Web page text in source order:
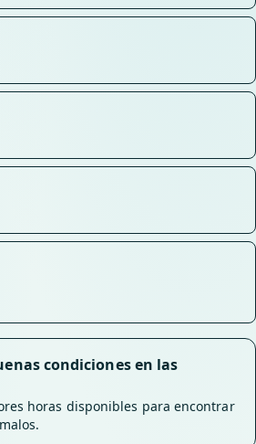
condiciones en las
horas disponibles para encontrar